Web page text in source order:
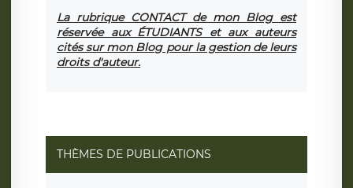
La rubrique CONTACT de mon Blog est
réservée aux ÉTUDIANTS et aux auteurs
cités sur mon Blog pour la gestion de leurs
droits d'auteur.
THÈMES DE PUBLICATIONS